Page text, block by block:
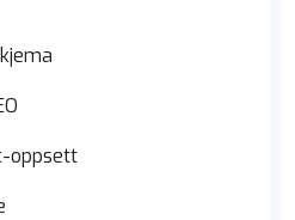
oppsett